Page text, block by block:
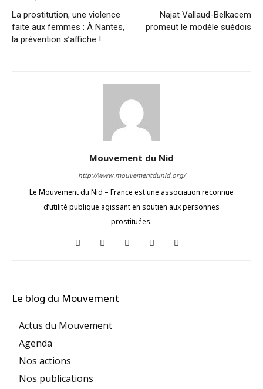
La prostitution, une violence
faite aux femmes : À Nantes,
la prévention s’affiche !
Najat Vallaud-Belkacem
promeut le modèle suédois
Mouvement du Nid
http://www.mouvementdunid.org/
Le Mouvement du Nid – France est une association reconnue
d’utilité publique agissant en soutien aux personnes
prostituées.
Le blog du Mouvement
Actus du Mouvement
Agenda
Nos actions
Nos publications